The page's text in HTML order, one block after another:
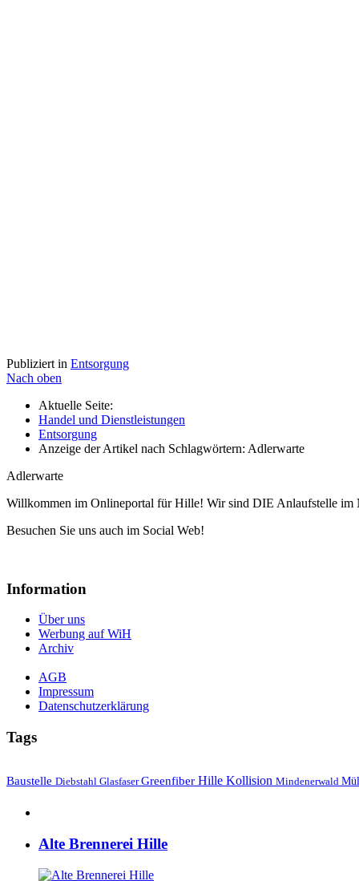
Publiziert in Entsorgung
Nach oben
Aktuelle Seite:
Handel und Dienstleistungen
Entsorgung
Anzeige der Artikel nach Schlagwörtern: Adlerwarte
Adlerwarte
Willkommen im Onlineportal für Hille! Wir sind DIE Anlaufstelle im
Besuchen Sie uns auch im Social Web!
Information
Über uns
Werbung auf WiH
Archiv
AGB
Impressum
Datenschutzerklärung
Tags
Baustelle Diebstahl GlasfaserGreenfiber Hille Kollision Mindenerwald
Alte Brennerei Hille